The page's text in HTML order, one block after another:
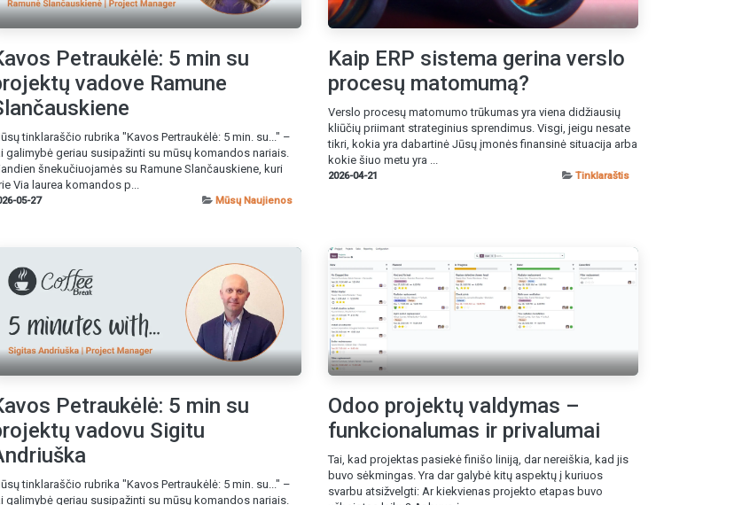
Petraukėlė: 5 min su
vadove Ramune
tinklaraščio rubrika "Kavos Pertraukėlė: 5 min. su..." –
galimybė geriau susipažinti su mūsų komandos nariais.
šnekučiuojamės su Ramune Slančauskiene, kuri
Via laurea komandos p...
05-27 Mūsų Naujienos
Kaip ERP sistema gerina verslo
procesų matomumą?
Verslo procesų matomumo trūkumas yra viena didžiausių
kliūčių priimant strateginius sprendimus. Visgi, jeigu nesate
tikri, kokia yra dabartinė Jūsų įmonės finansinė situacija arba
kokie šiuo metu yra ...
2026-04-21 Tinklaraštis
Petraukėlė: 5 min su
vadovu Sigitu
tinklaraščio rubrika "Kavos Pertraukėlė: 5 min. su..." –
galimybė geriau susipažinti su mūsų komandos nariais.
Odoo projektų valdymas –
funkcionalumas ir privalumai
Tai, kad projektas pasiekė finišo liniją, dar nereiškia, kad jis
buvo sėkmingas. Yra dar galybė kitų aspektų į kuriuos
svarbu atsižvelgti: Ar kiekvienas projekto etapas buvo